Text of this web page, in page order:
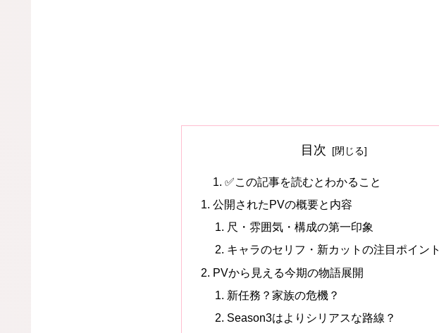
目次
✅この記事を読むとわかること
公開されたPVの概要と内容
尺・雰囲気・構成の第一印象
キャラのセリフ・新カットの注目ポイント
PVから見える今期の物語展開
新任務？家族の危機？
Season3はよりシリアスな路線？